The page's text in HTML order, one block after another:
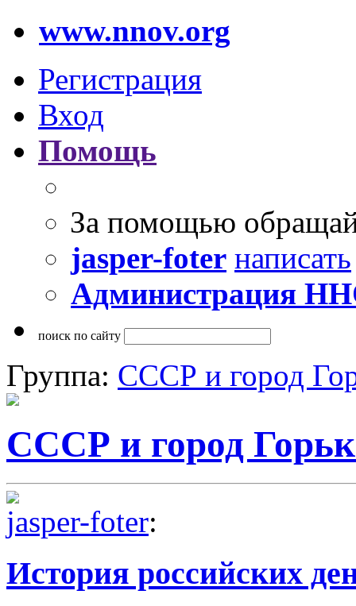
www.nnov.org
Регистрация
Вход
Помощь
За помощью
jasper-foter написать
Администрация
поиск по сайту
Группа: СССР и город
СССР и город
jasper-foter:
История российских